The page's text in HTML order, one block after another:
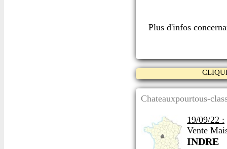
Plus d'infos
Chateauxpourtous-
19/09/22 :
Vente
INDRE